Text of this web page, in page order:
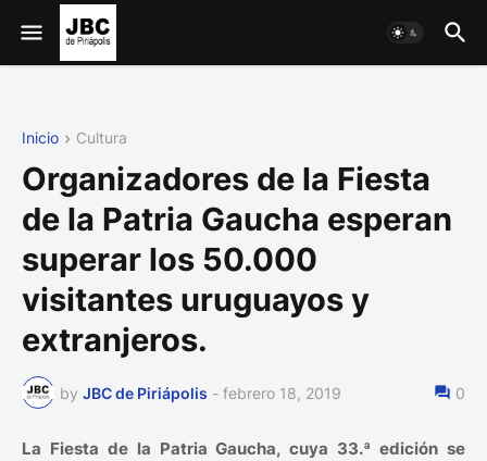
Inicio Cultura
Organizadores de la Fiesta
de la Patria Gaucha esperan
superar los 50.000
visitantes uruguayos y
extranjeros.
by JBC de Piriápolis - febrero 18, 2019 0
La Fiesta de la Patria Gaucha, cuya 33.ª edición se